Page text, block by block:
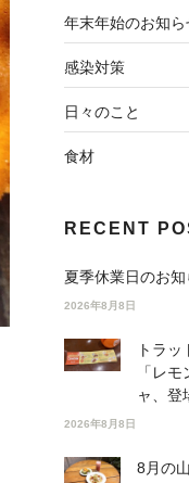
年末年始のお知ら
感染対策
日々のこと
食材
RECENT
夏季休業日のお
2026年8月8日
トラ
「レ
ャ、登
2026年8月8日
8月の